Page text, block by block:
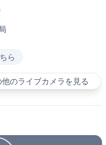
ら
のライブカメラを見る